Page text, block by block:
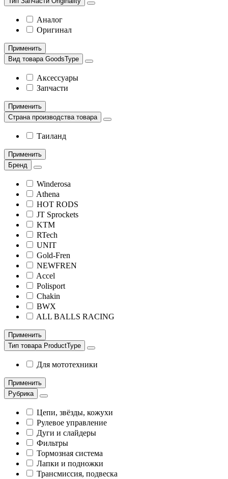
Аналог
Оригинал
Применить
Вид товара GoodsType
Аксессуары
Запчасти
Применить
Страна производства товара
Таиланд
Применить
Бренд
Winderosa
Athena
HOT RODS
JT Sprockets
KTM
RTech
UNIT
Gold-Fren
NEWFREN
Accel
Polisport
Chakin
BWX
ALL BALLS RACING
Применить
Тип товара ProductType
Для мототехники
Применить
Рубрика
Цепи, звёзды, кожухи
Рулевое управление
Дуги и слайдеры
Фильтры
Тормозная система
Лапки и подножки
Трансмиссия, подвеска